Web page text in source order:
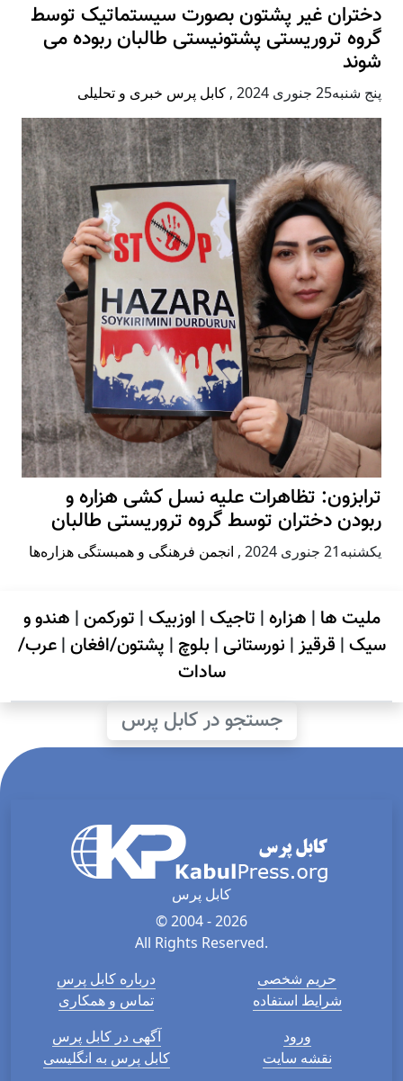
دختران غیر پشتون بصورت سیستماتیک توسط
گروه تروریستی پشتونیستی طالبان ربوده می
شوند
پنج شنبه25 جنوری 2024 , کابل پرس خبری و تحلیلی
ترابزون: تظاهرات علیه نسل کشی هزاره و
ربودن دختران توسط گروه تروریستی طالبان
يكشنبه21 جنوری 2024 , انجمن فرهنگی و همبستگی هزاره‌ها
ملیت ها | هزاره| تاجیک| اوزبیک| تورکمن| هندو و
سیک| قرقیز| نورستانی| بلوچ | پشتون/افغان|عرب/
سادات
جستجو در کابل پرس
کابل پرس
© 2004 - 2026
All Rights Reserved.
درباره کابل پرس
تماس و همکاری
حریم شخصی
شرایط استفاده
آگهی در کابل پرس
کابل پرس به انگلیسی
ورود
نقشه سایت